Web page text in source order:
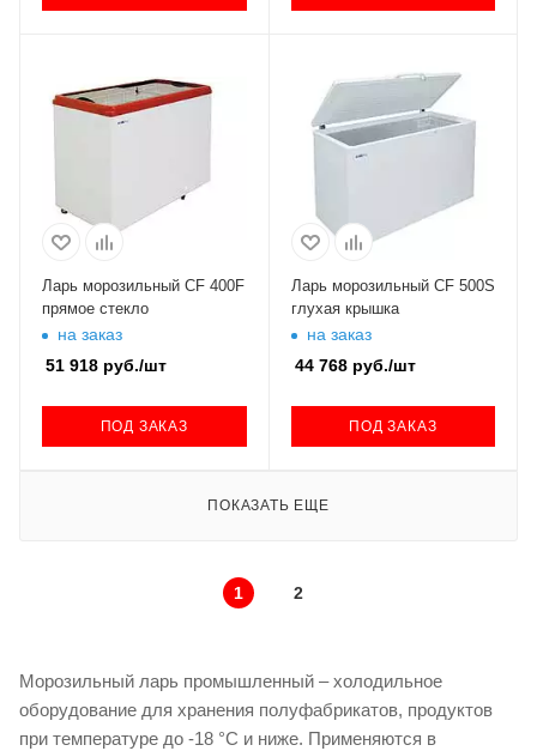
Ларь морозильный CF 400F
прямое стекло
на заказ
51 918 руб./шт
ПОД ЗАКАЗ
Ларь морозильный CF 500S
глухая крышка
на заказ
44 768руб./шт
ПОД ЗАКАЗ
ПОКАЗАТЬ ЕЩЕ
1 2
Морозильный ларь промышленный – холодильное
оборудование для хранения полуфабрикатов, продуктов
при температуре до -18 °C и ниже. Применяются в